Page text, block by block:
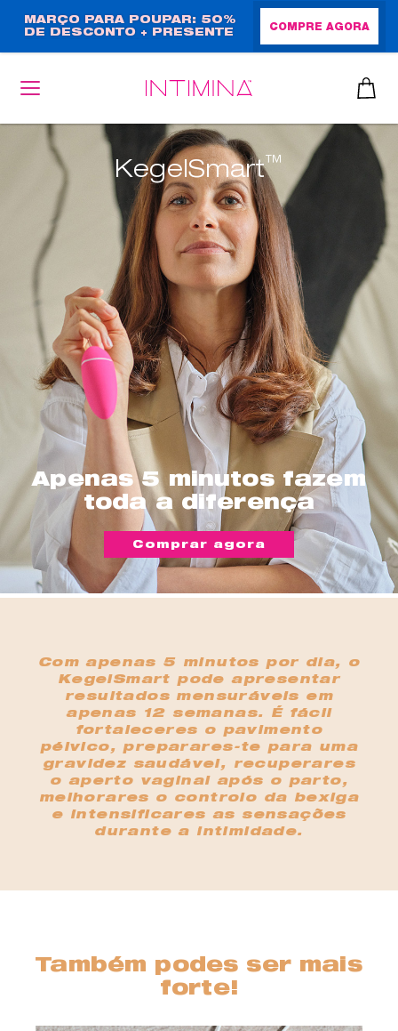
para
o
conteúdo
principal
MARÇO PARA POUPAR: 50%
DE DESCONTO + PRESENTE
COMPRE AGORA
Apenas 5 minutos fazem
toda a diferença
KegelSmart™
Comprar agora
Com apenas 5 minutos por dia, o
KegelSmart pode apresentar
resultados mensuráveis em
apenas 12 semanas. É fácil
fortaleceres o pavimento
pélvico, preparares-te para uma
gravidez saudável, recuperares
o aperto vaginal após o parto,
melhorares o controlo da bexiga
e intensificares as sensações
durante a intimidade.
Também podes ser mais
forte!